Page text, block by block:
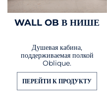
WALL OB В НИШЕ
Душевая кабина,
поддерживаемая полкой
Oblique.
ПЕРЕЙТИ К ПРОДУКТУ